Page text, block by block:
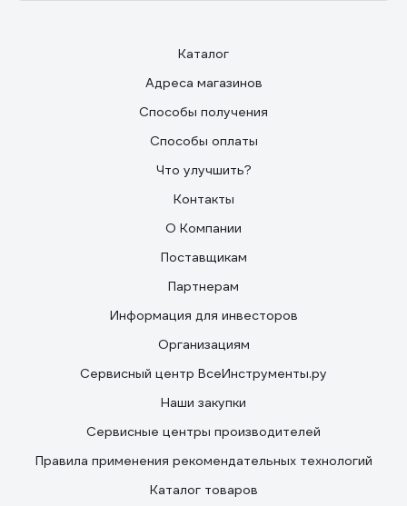
Каталог
Адреса магазинов
Способы получения
Способы оплаты
Что улучшить?
Контакты
О Компании
Поставщикам
Партнерам
Информация для инвесторов
Организациям
Сервисный центр ВсеИнструменты.ру
Наши закупки
Сервисные центры производителей
Правила применения рекомендательных технологий
Каталог товаров